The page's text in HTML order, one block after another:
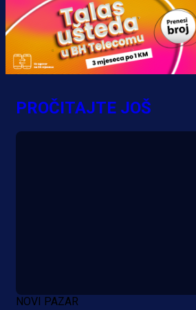
Željo uprkos svim
krenuo pobjedom:
Grbavici!
PROČITAJTE JOŠ
NOVI PAZAR